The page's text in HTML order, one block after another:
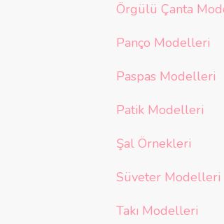
Örgülü Çanta
Panço Modelleri
Paspas Modelleri
Patik Modelleri
Şal Örnekleri
Süveter Modelleri
Takı Modelleri